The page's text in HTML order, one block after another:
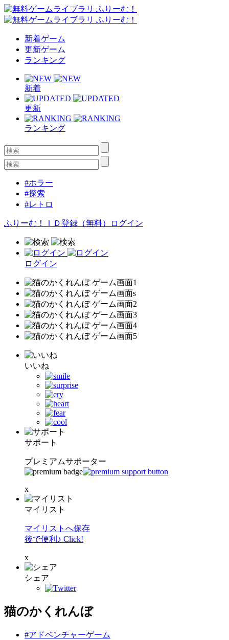
新着ゲーム
更新ゲーム
ランキング
新着
更新
ランキング
#ホラー
#探索
#レトロ
ふりーむ！ＩＤ登録（無料） ログイン
ログイン
いいね
サポート
プレミアムサポーター
x
マイリスト
マイリストへ保存
後で便利♪ Click!
x
シェア
猫のかくれんぼ
#アドベンチャーゲーム